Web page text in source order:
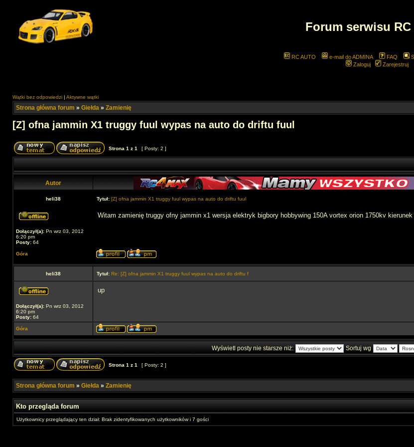
Forum serwisu RC
RC AUTO e-mail do ADMINA FAQ
Zaloguj
Zarejestruj
Wątki bez odpowiedzi | Aktywne wątki
Strona główna forum » Giełda » Zamienię
[Z] ofna jammin X1 truggy fuul wypas na auto do driftu fuul
Strona 1 z 1 [ Posty: 2 ]
Autor
heli38 Tytuł: [Z] ofna jammin X1 truggy fuul wypas na auto do driftu fuul
Dołączył(a): Pn wrz 03, 2012
6:20 pm
Posty: 64
Witam zamienię truggy ofny jammin x1 wersja elektryk bigbory hobbywing 150A vortex orion 1750kv
Góra
heli38 Tytuł: Re: [Z] ofna jammin X1 truggy fuul wypas na auto do driftu f
Dołączył(a): Pn wrz 03, 2012
6:20 pm
Posty: 64
up
Góra
Wyświetl posty nie starsze niż: Sortuj wg
Strona 1 z 1 [ Posty: 2 ]
Strona główna forum » Giełda » Zamienię
Kto przegląda forum
Użytkownicy przeglądający ten dział: Brak zidentyfikowanych użytkowników i 7 gości